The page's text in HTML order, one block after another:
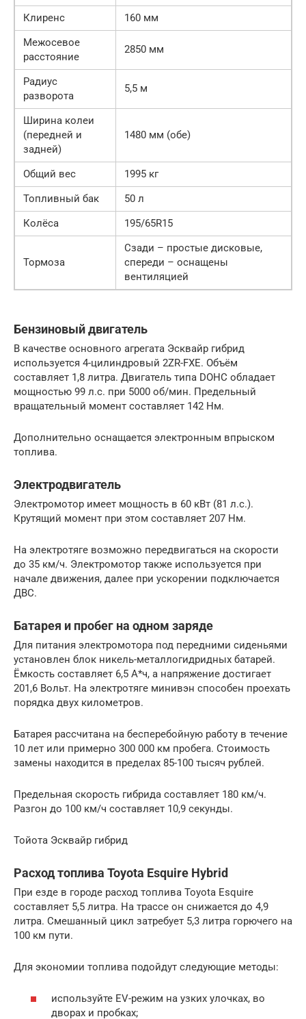
Клиренс
160 мм
Межосевое
расстояние
2850 мм
Радиус
разворота
5,5 м
Ширина колеи
(передней и
задней)
1480 мм (обе)
Общий вес
1995 кг
Топливный бак
50 л
Колёса
195/65R15
Тормоза
Сзади – простые дисковые,
спереди – оснащены
вентиляцией
Бензиновый двигатель
В качестве основного агрегата Эсквайр гибрид
используется 4-цилиндровый 2ZR-FXE. Объём
составляет 1,8 литра. Двигатель типа DOHC обладает
мощностью 99 л.с. при 5000 об/мин. Предельный
вращательный момент составляет 142 Нм.
Дополнительно оснащается электронным впрыском
топлива.
Электродвигатель
Электромотор имеет мощность в 60 кВт (81 л.с.).
Крутящий момент при этом составляет 207 Нм.
На электротяге возможно передвигаться на скорости
до 35 км/ч. Электромотор также используется при
начале движения, далее при ускорении подключается
ДВС.
Батарея и пробег на одном заряде
Для питания электромотора под передними сиденьями
установлен блок никель-металлогидридных батарей.
Ёмкость составляет 6,5 А*ч, а напряжение достигает
201,6 Вольт. На электротяге минивэн способен проехать
порядка двух километров.
Батарея рассчитана на бесперебойную работу в течение
10 лет или примерно 300 000 км пробега. Стоимость
замены находится в пределах 85-100 тысяч рублей.
Предельная скорость гибрида составляет 180 км/ч.
Разгон до 100 км/ч составляет 10,9 секунды.
Тойота Эсквайр гибрид
Расход топлива Toyota Esquire Hybrid
При езде в городе расход топлива Toyota Esquire
составляет 5,5 литра. На трассе он снижается до 4,9
литра. Смешанный цикл затребует 5,3 литра горючего на
100 км пути.
Для экономии топлива подойдут следующие методы:
используйте EV-режим на узких улочках, во
дворах и пробках;